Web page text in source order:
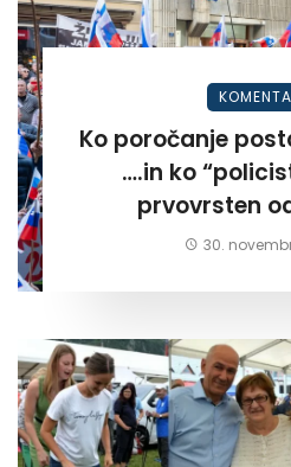
Ko poročanje
….in ko “policist”
prvovrsten
30.